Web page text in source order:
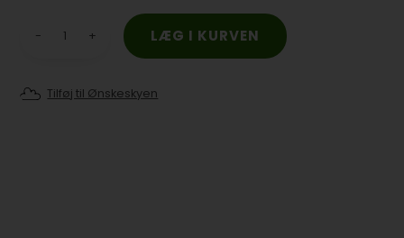
- +
Tilføj til Ønskeskyen